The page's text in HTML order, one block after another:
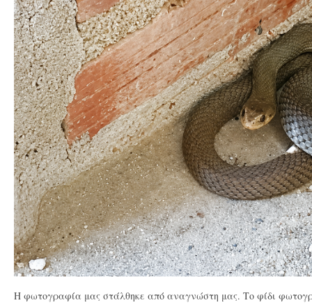
Η φωτογραφία μας στάλθηκε από αναγνώστη μας. Το φίδι